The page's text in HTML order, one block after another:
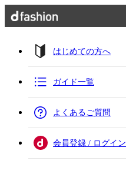
はじめての方へ
ガイド一覧
よくあるご質問
会員登録 / ログイン